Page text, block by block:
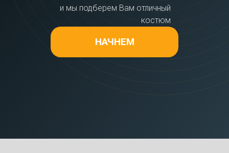
и мы подберем Вам отличный
костюм
НАЧНЕМ